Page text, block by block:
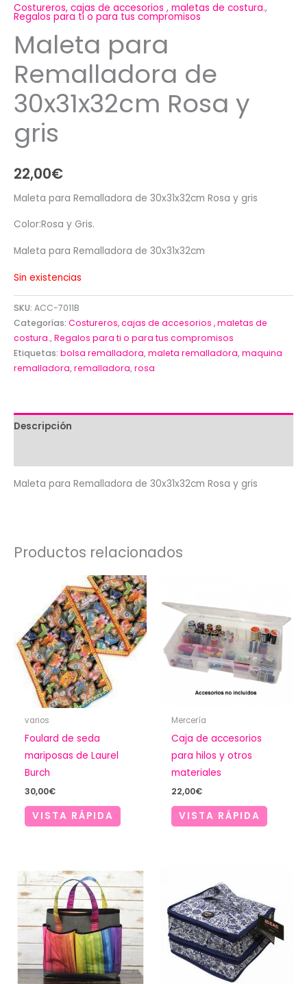
Costureros, cajas de accesorios , maletas de costura.,
Regalos para ti o para tus compromisos
Maleta para
Remalladora de
30x31x32cm Rosa y
gris
22,00€
Maleta para Remalladora de 30x31x32cm Rosa y gris
Color:Rosa y Gris.
Maleta para Remalladora de 30x31x32cm
Sin existencias
SKU: ACC-7011B
Categorías: Costureros, cajas de accesorios , maletas de
costura.,Regalos para ti o para tus compromisos
Etiquetas: bolsa remalladora,maleta remalladora,maquina
remalladora,remalladora,rosa
Descripción
Maleta para Remalladora de 30x31x32cm Rosa y gris
Productos relacionados
varios
Foulard de seda
mariposas de Laurel
Burch
30,00€
VISTA RÁPIDA
Mercería
Caja de accesorios
para hilos y otros
materiales
22,00€
VISTA RÁPIDA